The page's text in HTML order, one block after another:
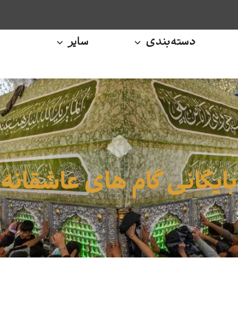
دسته‌بندی سایر
بایگانی گام های عاشقانه